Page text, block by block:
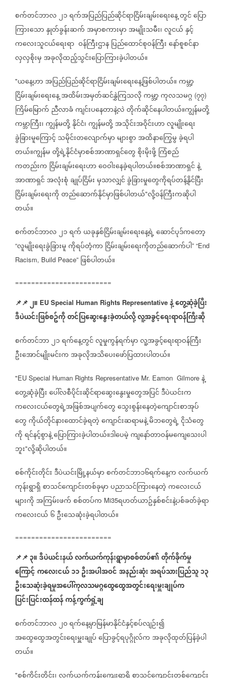
စက်တင်ဘာလ၂၁ရက်အပြည်ပြည်ဆိုင်ရာငြိမ်းချမ်းရေးနေ့တွင်ပြော
ကြားသောနှုတ်ခွန်းဆက်အမှာစကားမှာအမျိုးသမီး၊လူငယ်နှင့်
ကလေးသူငယ်ရေးရာ ဝန်ကြီးဌာနပြည်ထောင်စုဝန်ကြီးနော်စူစင်နာ
လှလှစိုးမှအခုလိုထည့်သွင်းပြောကြားခဲ့ပါတယ်။
"ယနေ့ဟာအပြည်ပြည်ဆိုင်ရာငြိမ်းချမ်းရေးနေ့ဖြစ်ပါတယ်။ကမ္ဘာ့
ငြိမ်းချမ်းရေးနေ့အထိမ်းအမှတ်ဆင်နွှဲကြသလိုကမ္ဘာ့ကုလသမဂ္ဂ (၇၇)
ကြိမ်မြောက် ညီလာခံကျင်းပနေတာနဲ့လဲတိုက်ဆိုင်နေပါတယ်။ကျွန်မတို့
ကမ္ဘာကြီး၊ကျွန်မတို့နိုင်ငံ၊ကျွန်မတို့အသိုင်းအဝိုင်းဟာလူမျိုးရေး
ခွဲခြားမူကြောင့်သမိုင်းတလျောက်မှာများစွာအထိနာကြွေမွခဲ့ရပါ
တယ်။ကျွန်မတို့ရဲ့နိုင်ငံမှာစစ်အာဏာရှင်တွေစိုးမိုးဖို့ကြံစည်
ကတည်းက ငြိမ်းချမ်းရေးဟာဝေဝါးနေခဲ့ရပါတယ်။စစ်အာဏာရှင်နဲ့
အာဏာရှင်အလုံးစုံချုပ်ငြိမ်းမှသာလျှင်ခွဲခြားမှုတွေကိုရပ်တန့်နိုင်ပြီး
ငြိမ်းချမ်းရေးကိုတည်ဆောက်နိုင်မှာဖြစ်ပါတယ်"လို့ဝန်ကြီးကဆိုပါ
တယ်။
စက်တင်ဘာလ၂၁ရက်ယခုနှစ်ငြိမ်းချမ်းရေးနေ့ရဲ့ဆောင်ပုဒ်ကတော့
“လူမျိုးရေးခွဲခြားမူကိုရပ်တံ့ကာငြိမ်းချမ်းရေးကိုတည်ဆောက်ပါ” “End
Racism, Build Peace” ဖြစ်ပါတယ်။
========================
📌📌၂။ EU Special Human Rights Representative နဲ့တွေ့ဆုံခဲ့ပြီး
ဒီပဲယင်းဖြစ်စဥ်ကိုတင်ပြဆွေးနွေးခဲ့တယ်လို့လူ့အခွင့်ရေးရာဝန်ကြီးဆို
စက်တင်ဘာ၂၁ရက်‌နေ့တွင်လူမှုကွန်ရက်မှာလူ့အခွင့်ရေးရာဝန်ကြီး
ဦးအောင်မျိုးမင်းကအခုလိုအသိပေးဖော်ပြထားပါတယ်။
"EU Special Human Rights Representative Mr. Eamon Gilmore နဲ့
တွေ့ဆုံခဲ့ပြီးပေါ်လစီပိုင်းဆိုင်ရာဆွေးနွေးမှုတွေအပြင်ဒီပဲယင်းက
ကလေးငယ်တွေရဲ့အဖြစ်အပျက်တွေသွေးစွန်းနေတဲ့ကျောင်းစာအုပ်
တွေကိုယ်တိုင်နားထောင်ခဲ့ရတဲ့ကျောင်းဆရာမနဲ့မိဘတွေရဲ့ငိုသံတွေ
ကိုရင်နင့်စွာနဲ့ပြောကြားခဲ့ပါတယ်။ဒါပေမဲ့ကျနော်တာဝန်မကျေသေးပါ
ဘူး"လို့ဆိုပါတယ်။
စစ်ကိုင်းတိုင်းဒီပဲယင်းမြို့နယ်မှာစက်တင်ဘာ၁၆ရက်နေ့ကလက်ယက်
ကုန်းရွာရှိစာသင်ကျောင်းတစ်ခုမှာပညာသင်ကြားနေတဲ့ကလေးငယ်
များကိုအကြမ်းဖက်စစ်တပ်က Mi35ရဟတ်ယာဥ်နှစ်စင်းနဲ့ပစ်ခတ်ခဲ့ရာ
ကလေးငယ် ၆ဦးသေဆုံးခဲ့ရပါတယ်။
========================
📌📌၃။ဒီပဲယင်းနယ်လက်ယက်ကုန်းရွာမှာစစ်တပ်၏တိုက်ခိုက်မှု
ကြောင့်ကလေးငယ်၁၁ဦးအပါအဝင်အနည်းဆုံးအရပ်သားပြည်သူ၁၃
ဦးသေဆုံးခဲ့ရမှုအပေါ်ကုလသမဂ္ဂထွေထွေအတွင်းရေးမှူးချုပ်က
ပြင်းပြင်းထန်ထန်ကန့်ကွက်ရှုံ့ချ
စက်တင်ဘာလ၂၀ရက်နေ့မှာမြန်မာနိုင်ငံနှင့်စပ်လျဉ်း၍
အထွေထွေအတွင်းရေးမှူးချုပ်ပြောခွင့်ရပုဂ္ဂိုလ်ကအခုလိုထုတ်ပြန်ခဲ့ပါ
တယ်။
"